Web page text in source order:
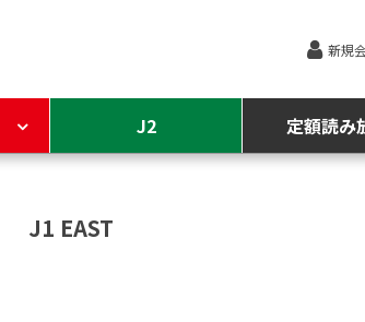
新規
J2 定額読み
J1 EAST